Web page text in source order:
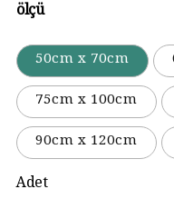
ölçü
50cm x 70cm
75cm x 100cm
90cm x 120cm
Adet